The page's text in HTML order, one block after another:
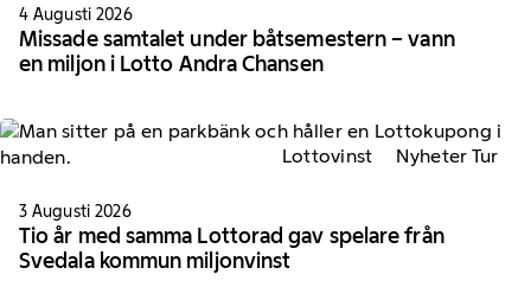
4 Augusti 2026
Missade samtalet under båtsemestern – vann
en miljon i Lotto Andra Chansen
Lottovinst Nyheter Tur
3 Augusti 2026
Tio år med samma Lottorad gav spelare från
Svedala kommun miljonvinst